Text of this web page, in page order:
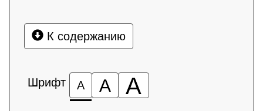
К содержанию
Шрифт А А А